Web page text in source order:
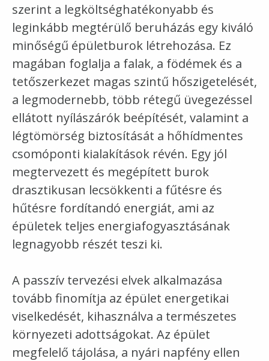
szerint a legköltséghatékonyabb és
leginkább megtérülő beruházás egy kiváló
minőségű épületburok létrehozása. Ez
magában foglalja a falak, a födémek és a
tetőszerkezet magas szintű hőszigetelését,
a legmodernebb, több rétegű üvegezéssel
ellátott nyílászárók beépítését, valamint a
légtömörség biztosítását a hőhídmentes
csomóponti kialakítások révén. Egy jól
megtervezett és megépített burok
drasztikusan lecsökkenti a fűtésre és
hűtésre fordítandó energiát, ami az
épületek teljes energiafogyasztásának
legnagyobb részét teszi ki.
A passzív tervezési elvek alkalmazása
tovább finomítja az épület energetikai
viselkedését, kihasználva a természetes
környezeti adottságokat. Az épület
megfelelő tájolása, a nyári napfény ellen